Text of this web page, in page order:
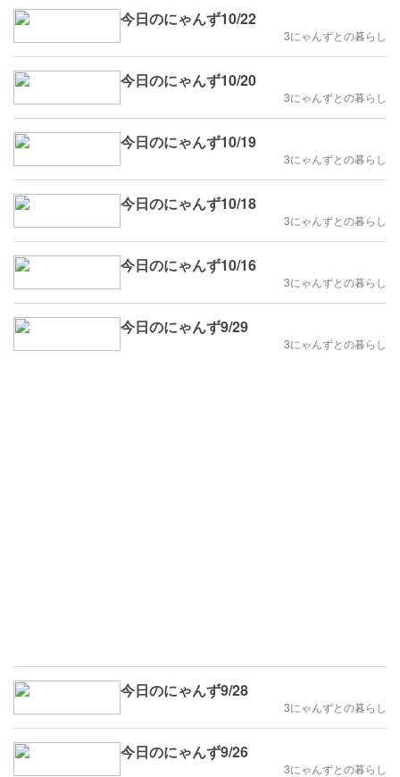
今日のにゃんず10/22
3にゃんずとの暮らし
今日のにゃんず10/20
3にゃんずとの暮らし
今日のにゃんず10/19
3にゃんずとの暮らし
今日のにゃんず10/18
3にゃんずとの暮らし
今日のにゃんず10/16
3にゃんずとの暮らし
今日のにゃんず9/29
3にゃんずとの暮らし
今日のにゃんず9/28
3にゃんずとの暮らし
今日のにゃんず9/26
3にゃんずとの暮らし